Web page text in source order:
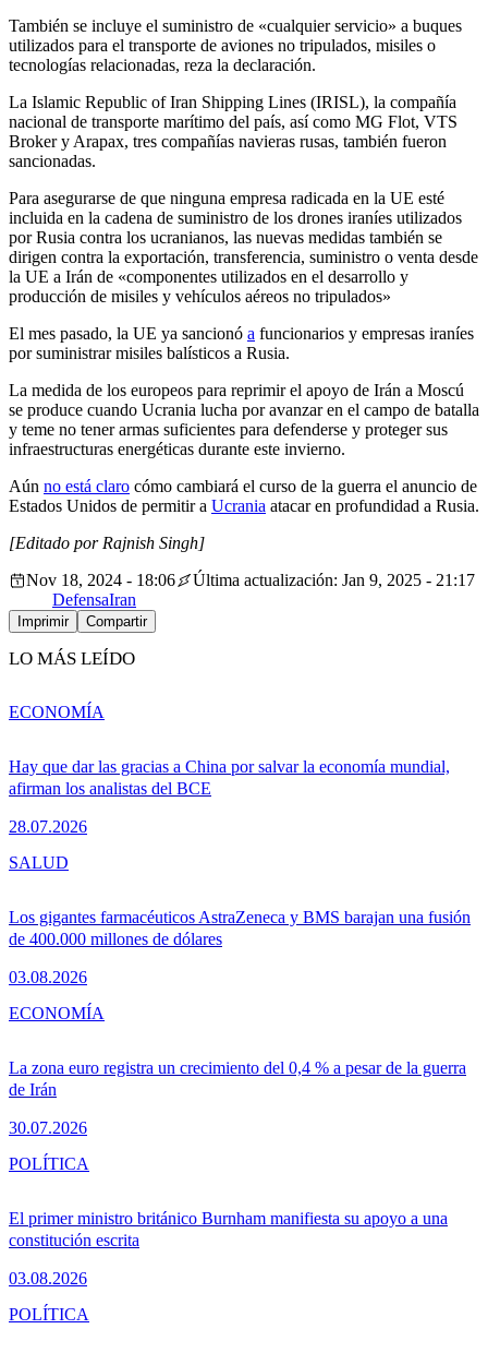
También se incluye el suministro de «cualquier servicio» a buques
utilizados para el transporte de aviones no tripulados, misiles o
tecnologías relacionadas, reza la declaración.
La Islamic Republic of Iran Shipping Lines (IRISL), la compañía
nacional de transporte marítimo del país, así como MG Flot, VTS
Broker y Arapax, tres compañías navieras rusas, también fueron
sancionadas.
Para asegurarse de que ninguna empresa radicada en la UE esté
incluida en la cadena de suministro de los drones iraníes utilizados
por Rusia contra los ucranianos, las nuevas medidas también se
dirigen contra la exportación, transferencia, suministro o venta desde
la UE a Irán de «componentes utilizados en el desarrollo y
producción de misiles y vehículos aéreos no tripulados»
El mes pasado, la UE ya sancionó a funcionarios y empresas iraníes
por suministrar misiles balísticos a Rusia.
La medida de los europeos para reprimir el apoyo de Irán a Moscú
se produce cuando Ucrania lucha por avanzar en el campo de batalla
y teme no tener armas suficientes para defenderse y proteger sus
infraestructuras energéticas durante este invierno.
Aún no está claro cómo cambiará el curso de la guerra el anuncio de
Estados Unidos de permitir a Ucrania atacar en profundidad a Rusia.
[Editado por Rajnish Singh]
Nov 18, 2024 - 18:06
Última actualización: Jan 9, 2025 - 21:17
DefensaIran
Imprimir Compartir
LO MÁS LEÍDO
Hay que dar las gracias a China por salvar la economía mundial,
afirman los analistas del BCE
28.07.2026
ECONOMÍA
Los gigantes farmacéuticos AstraZeneca y BMS barajan una fusión
de 400.000 millones de dólares
03.08.2026
SALUD
La zona euro registra un crecimiento del 0,4 % a pesar de la guerra
de Irán
30.07.2026
ECONOMÍA
El primer ministro británico Burnham manifiesta su apoyo a una
constitución escrita
03.08.2026
POLÍTICA
POLÍTICA